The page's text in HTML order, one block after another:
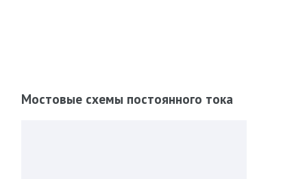
Мостовые схемы постоянного тока